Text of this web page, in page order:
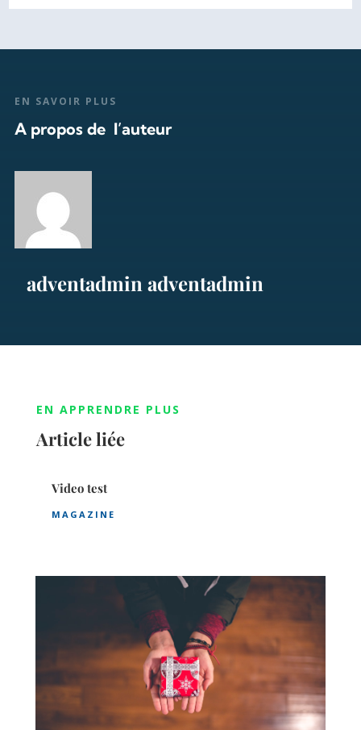
EN SAVOIR PLUS
A propos de l’auteur
adventadmin adventadmin
EN APPRENDRE PLUS
Article liée
Video test
MAGAZINE